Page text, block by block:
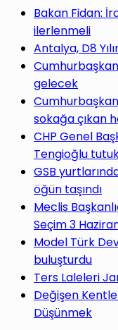
yap
...
Bakan Fidan:
ilerlenmeli
Antalya, D8
gelecek
sokağa çıkan
CHP Genel
Tengioğlu
GSB
öğün taşındı
Meclis
Seçim 3
Model Türk
buluşturdu
Ters Laleleri
Değişen
Düşünmek